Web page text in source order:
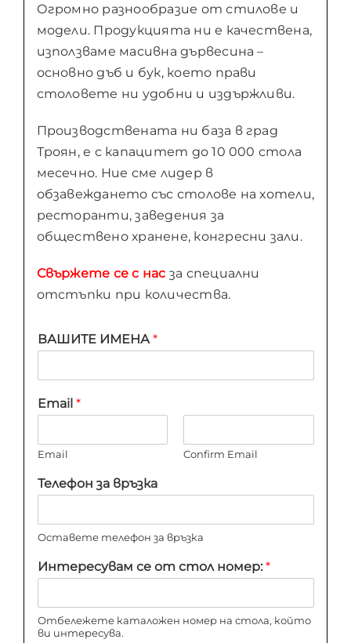
Огромно разнообразие от стилове и
модели. Продукцията ни е качествена,
използваме масивна дървесина –
основно дъб и бук, което прави
столовете ни удобни и издържливи.
Производствената ни база в град
Троян, е с капацитет до 10 000 стола
месечно. Ние сме лидер в
обзавеждането със столове на хотели,
ресторанти, заведения за
обществено хранене, конгресни зали.
Свържете се с нас за специални
отстъпки при количества.
ВАШИТЕ ИМЕНА *
Email *
Email Confirm Email
Телефон за връзка
Оставете телефон за връзка
Интересувам се от стол номер: *
Отбележете каталожен номер на стола, който
ви интересува.